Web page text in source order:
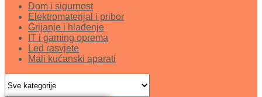
Dom i sigurnost
Elektromaterijal i pribor
Grijanje i hlađenje
IT i gaming oprema
Led rasvjete
Mali kućanski aparati